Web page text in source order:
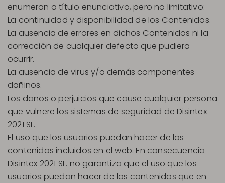
enumeran a título enunciativo, pero no limitativo:
La continuidad y disponibilidad de los Contenidos.
La ausencia de errores en dichos Contenidos ni la
corrección de cualquier defecto que pudiera
ocurrir.
La ausencia de virus y/o demás componentes
dañinos.
Los daños o perjuicios que cause cualquier persona
que vulnere los sistemas de seguridad de Disintex
2021 SL.
El uso que los usuarios puedan hacer de los
contenidos incluidos en el web. En consecuencia
Disintex 2021 SL. no garantiza que el uso que los
usuarios puedan hacer de los contenidos que en